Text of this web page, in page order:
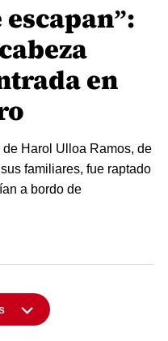
escapan”:
en
Harol Ulloa Ramos, de
familiares, fue raptado
a bordo de